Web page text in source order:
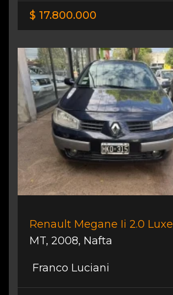
$ 17.800.000
Renault Megane Ii 2.0 Luxe
MT, 2008, Nafta
Franco Luciani